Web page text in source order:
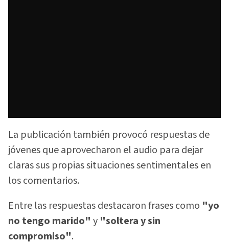
La publicación también provocó respuestas de
jóvenes que aprovecharon el audio para dejar
claras sus propias situaciones sentimentales en
los comentarios.
Entre las respuestas destacaron frases como "yo
no tengo marido" y "soltera y sin
compromiso".